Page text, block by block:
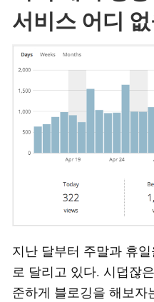
서비스 어디
지난 달부터 주말과 휴
로 달리고 있다. 시덥잖
준하게 블로깅을 해보자